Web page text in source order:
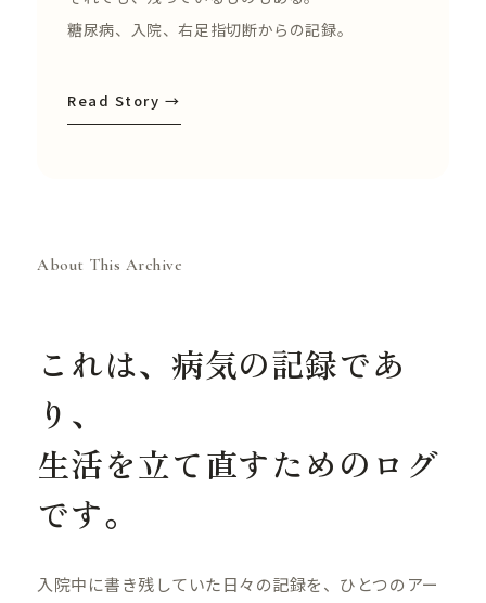
糖尿病、入院、右足指切断からの記録。
Read Story →
About This Archive
これは、病気の記録であ
り、
生活を立て直すためのログ
です。
入院中に書き残していた日々の記録を、ひとつのアー